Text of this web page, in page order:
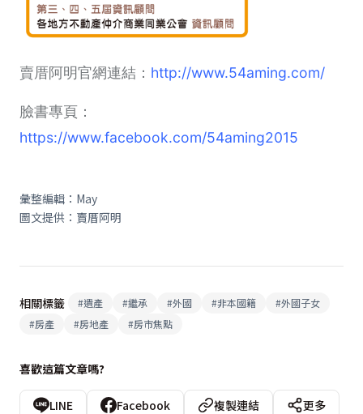
賣厝阿明官網連結： http://www.54aming.com/
臉書專頁：
https://www.facebook.com/54aming2015
彙整編輯：May
圖文提供：賣厝阿明
相關標籤 #遺產 #繼承 #外國 #非本國籍 #外國子女
#房產 #房地產 #房市焦點
喜歡這篇文章嗎?
LINE Facebook 複製連結
更多